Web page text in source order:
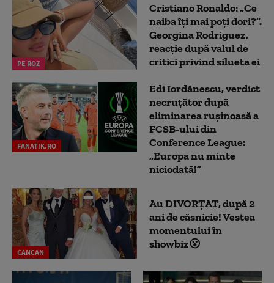
PE ROZ
Cristiano Ronaldo: „Ce
naiba îți mai poți dori?”.
Georgina Rodriguez,
reacție după valul de
critici privind silueta ei
FANATIK.RO
Edi Iordănescu, verdict
necruțător după
eliminarea rușinoasă a
FCSB-ului din
Conference League:
„Europa nu minte
niciodată!”
CANCAN
Au DIVORȚAT, după 2
ani de căsnicie! Vestea
momentului în
showbiz😮